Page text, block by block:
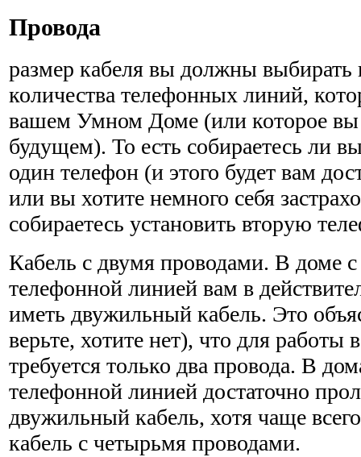
Провода
размер кабеля вы должны выбирать
количества телефонных линий,
вашем Умном Доме (или которое вы
будущем). То есть собираетесь ли
один телефон (и этого будет вам
или вы хотите немного себя
собираетесь установить вторую
Кабель с двумя проводами. В доме
телефонной линией вам в
иметь двужильный кабель. Это
верьте, хотите нет), что для работы
требуется только два провода. В
телефонной линией достаточно
двужильный кабель, хотя чаще
кабель с четырьмя проводами.